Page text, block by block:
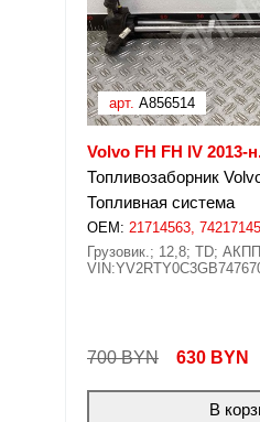
арт. A856514
Volvo FH FH IV 2013-
Топливозаборник
Топливная система
OEM: 21714563,
Грузовик.; 12,8; TD;
700 BYN 630 BYN
В